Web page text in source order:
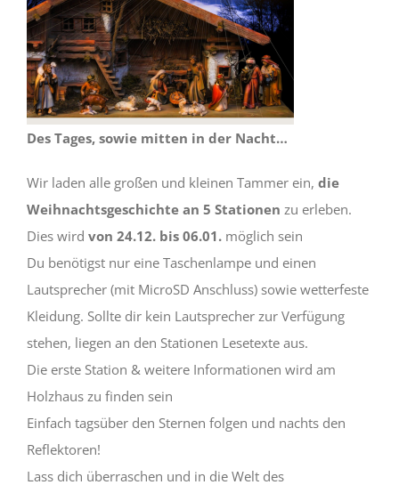
Des Tages, sowie mitten in der Nacht…
Wir laden alle großen und kleinen Tammer ein, die
Weihnachtsgeschichte an 5 Stationen zu erleben.
Dies wird von 24.12. bis 06.01.möglich sein
Du benötigst nur eine Taschenlampe und einen
Lautsprecher (mit MicroSD Anschluss) sowie wetterfeste
Kleidung. Sollte dir kein Lautsprecher zur Verfügung
stehen, liegen an den Stationen Lesetexte aus.
Die erste Station & weitere Informationen wird am
Holzhaus zu finden sein
Einfach tagsüber den Sternen folgen und nachts den
Reflektoren!
Lass dich überraschen und in die Welt des